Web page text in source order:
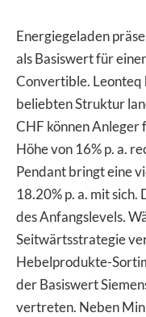
Energiegeladen
als Basiswert für
Convertible. Leonteq
beliebten Struktur
CHF können Anleger
Höhe von 16% p. a.
Pendant bringt eine
18.20% p. a. mit
des Anfangslevels.
Seitwärtsstrategie
Hebelprodukte-
der Basiswert
vertreten. Neben